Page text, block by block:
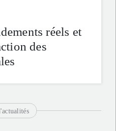
réels et
des